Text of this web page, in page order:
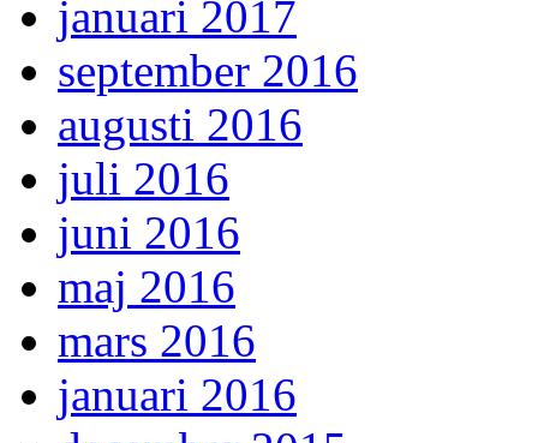
januari 2017
september 2016
augusti 2016
juli 2016
juni 2016
maj 2016
mars 2016
januari 2016